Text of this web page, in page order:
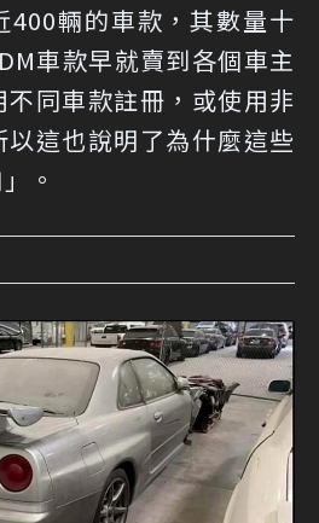
400輛的車款，其數量十
車款早就賣到各個車主
同車款註冊，或使用非
這也說明了為什麼這些
。